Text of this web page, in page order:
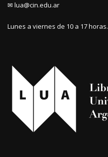
✉ lua@cin.edu.ar
Lunes a viernes de 10 a 17 horas.